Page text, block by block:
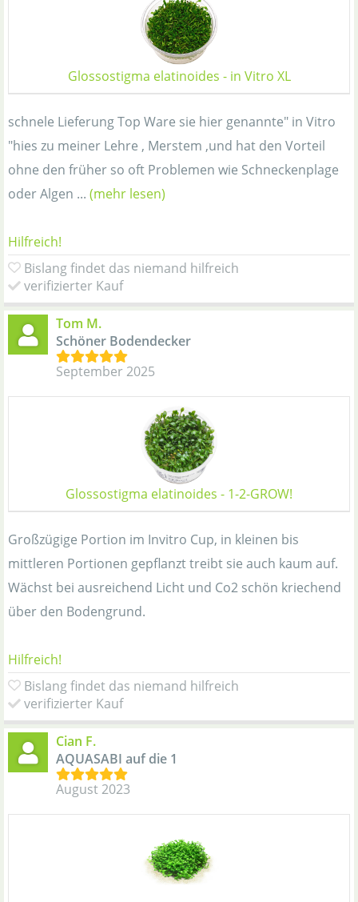
Glossostigma elatinoides - in Vitro XL
schnele Lieferung Top Ware sie hier genannte" in Vitro
"hies zu meiner Lehre , Merstem ,und hat den Vorteil
ohne den früher so oft Problemen wie Schneckenplage
oder Algen ... (mehr lesen)
Hilfreich!
Bislang findet das niemand hilfreich
verifizierter Kauf
Tom M.
Schöner Bodendecker
September 2025
Glossostigma elatinoides - 1-2-GROW!
Großzügige Portion im Invitro Cup, in kleinen bis
mittleren Portionen gepflanzt treibt sie auch kaum auf.
Wächst bei ausreichend Licht und Co2 schön kriechend
über den Bodengrund.
Hilfreich!
Bislang findet das niemand hilfreich
verifizierter Kauf
Cian F.
AQUASABI auf die 1
August 2023